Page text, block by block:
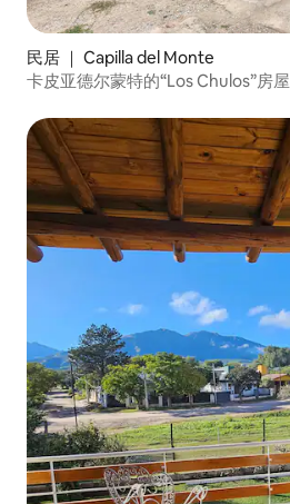
民居 ｜ Capilla del Monte
卡皮亚德尔蒙特的“Los Chulos”房屋